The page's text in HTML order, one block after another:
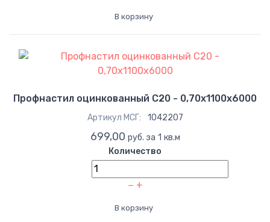
В корзину
Профнастил оцинкованный С20 - 0,70x1100x6000
Артикул МСГ: 1042207
699,00 руб. за 1 кв.м
Количество
− +
В корзину